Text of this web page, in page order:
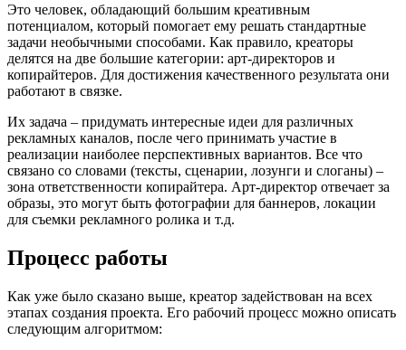
Это человек, обладающий большим креативным
потенциалом, который помогает ему решать стандартные
задачи необычными способами. Как правило, креаторы
делятся на две большие категории: арт-директоров и
копирайтеров. Для достижения качественного результата они
работают в связке.
Их задача – придумать интересные идеи для различных
рекламных каналов, после чего принимать участие в
реализации наиболее перспективных вариантов. Все что
связано со словами (тексты, сценарии, лозунги и слоганы) –
зона ответственности копирайтера. Арт-директор отвечает за
образы, это могут быть фотографии для баннеров, локации
для съемки рекламного ролика и т.д.
Процесс работы
Как уже было сказано выше, креатор задействован на всех
этапах создания проекта. Его рабочий процесс можно описать
следующим алгоритмом: